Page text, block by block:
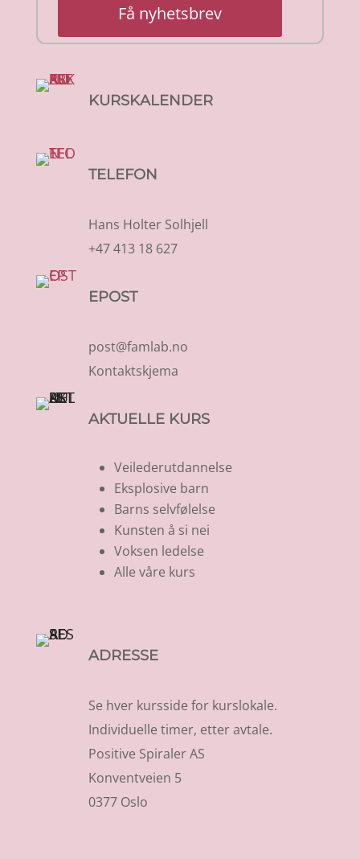
Få nyhetsbrev
KURSKALENDER
TELEFON
Hans Holter Solhjell
+47 413 18 627
EPOST
post@famlab.no
Kontaktskjema
AKTUELLE KURS
Veilederutdannelse
Eksplosive barn
Barns selvfølelse
Kunsten å si nei
Voksen ledelse
Alle våre kurs
ADRESSE
Se hver kursside for kurslokale.
Individuelle timer, etter avtale.
Positive Spiraler AS
Konventveien 5
0377 Oslo